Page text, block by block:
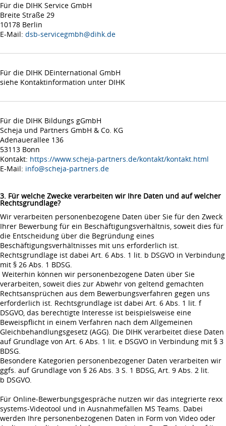
Für die DIHK Service GmbH
Breite Straße 29
10178 Berlin
E-Mail: dsb-servicegmbh@dihk.de
Für die DIHK DEinternational GmbH
siehe Kontaktinformation unter DIHK
Für die DIHK Bildungs gGmbH
Scheja und Partners GmbH & Co. KG
Adenauerallee 136
53113 Bonn
Kontakt: https://www.scheja-partners.de/kontakt/kontakt.html
E-Mail: info@scheja-partners.de
3. Für welche Zwecke verarbeiten wir Ihre Daten und auf welcher
Rechtsgrundlage?
Wir verarbeiten personenbezogene Daten über Sie für den Zweck
Ihrer Bewerbung für ein Beschäftigungsverhältnis, soweit dies für
die Entscheidung über die Begründung eines
Beschäftigungsverhältnisses mit uns erforderlich ist.
Rechtsgrundlage ist dabei Art. 6 Abs. 1 lit. b DSGVO in Verbindung
mit § 26 Abs. 1 BDSG.
Weiterhin können wir personenbezogene Daten über Sie
verarbeiten, soweit dies zur Abwehr von geltend gemachten
Rechtsansprüchen aus dem Bewerbungsverfahren gegen uns
erforderlich ist. Rechtsgrundlage ist dabei Art. 6 Abs. 1 lit. f
DSGVO, das berechtigte Interesse ist beispielsweise eine
Beweispflicht in einem Verfahren nach dem Allgemeinen
Gleichbehandlungsgesetz (AGG). Die DIHK verarbeitet diese Daten
auf Grundlage von Art. 6 Abs. 1 lit. e DSGVO in Verbindung mit § 3
BDSG.
Besondere Kategorien personenbezogener Daten verarbeiten wir
ggfs. auf Grundlage von § 26 Abs. 3 S. 1 BDSG, Art. 9 Abs. 2 lit.
b DSGVO.
Für Online-Bewerbungsgespräche nutzen wir das integrierte rexx
systems-Videotool und in Ausnahmefällen MS Teams. Dabei
werden Ihre personenbezogenen Daten in Form von Video oder